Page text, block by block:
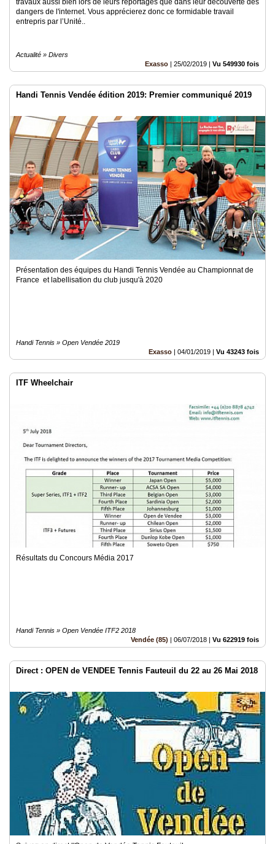
travaux aussi bien lors de leurs reportages que dans leur découverte des
dangers de l'internet. Vous apprécierez donc ce formidable travail
entrepris par l’Unité..
Actualité » Divers
Exasso | 25/02/2019 | Vu 549930 fois
Handi Tennis Vendée édition 2019: Premier communiqué 2019
Présentation des équipes du Handi Tennis Vendée au Championnat de
France et labellisation du club jusqu'à 2020
Handi Tennis » Open Vendée 2019
Exasso | 04/01/2019 | Vu 43243 fois
ITF Wheelchair
Résultats du Concours Média 2017
Handi Tennis » Open Vendée ITF2 2018
Vendée (85) | 06/07/2018 | Vu 622919 fois
Direct : OPEN de VENDEE Tennis Fauteuil du 22 au 26 Mai 2018